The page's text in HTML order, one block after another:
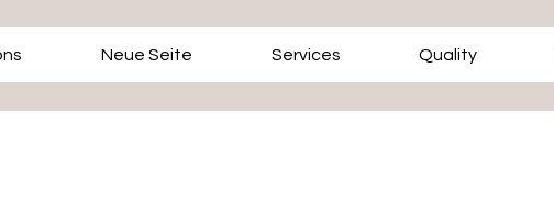
Neue Seite Services Quality